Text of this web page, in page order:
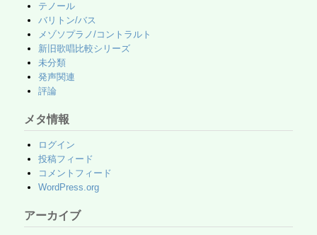
テノール
バリトン/バス
メゾソプラノ/コントラルト
新旧歌唱比較シリーズ
未分類
発声関連
評論
メタ情報
ログイン
投稿フィード
コメントフィード
WordPress.org
アーカイブ